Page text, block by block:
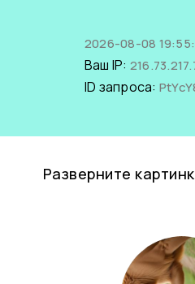
2026-08-08
Ваш IP:
ID запроса:
Разверните